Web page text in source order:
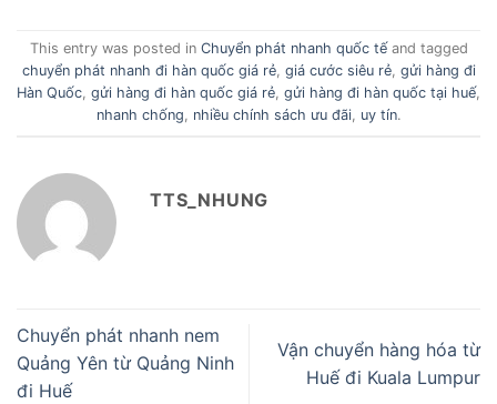
This entry was posted in Chuyển phát nhanh quốc tếand tagged
chuyển phát nhanh đi hàn quốc giá rẻ, giá cước siêu rẻ, gửi hàng đi
Hàn Quốc, gửi hàng đi hàn quốc giá rẻ, gửi hàng đi hàn quốc tại huế,
nhanh chống, nhiều chính sách ưu đãi, uy tín.
TTS_NHUNG
Chuyển phát nhanh nem
Quảng Yên từ Quảng Ninh
đi Huế
Vận chuyển hàng hóa từ
Huế đi Kuala Lumpur